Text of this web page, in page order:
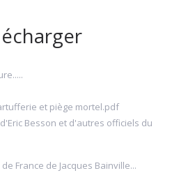
et piège mortel.pdf
Besson et d'autres officiels du
France de Jacques Bainville...